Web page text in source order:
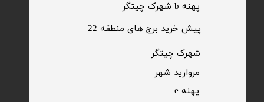
پیش خرید برج های منطقه 22
پهنه b شهرک چیتگر
​شهرک چیتگر
مروارید شهر​​​​​​​
پهنه e